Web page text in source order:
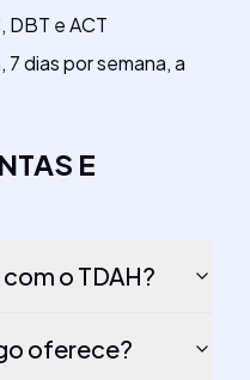
DBT e ACT
dias por semana, a
E
o TDAH?
oferece?